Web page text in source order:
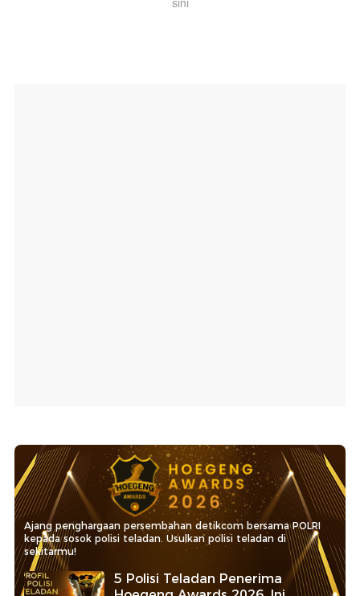
Ajang penghargaan persembahan detikcom bersama POLRI
kepada sosok polisi teladan. Usulkan polisi teladan di
sekitarmu!
5 Polisi Teladan Penerima